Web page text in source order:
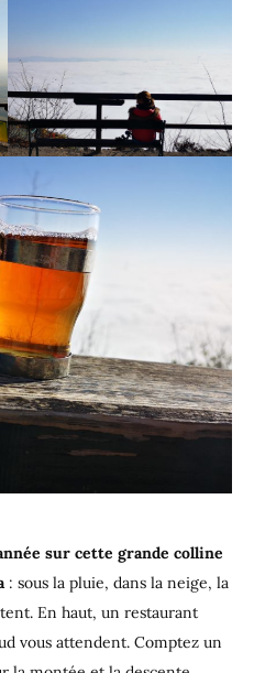
sur cette grande colline
: sous la pluie, dans la neige, la
En haut, un restaurant
vous attendent. Comptez un